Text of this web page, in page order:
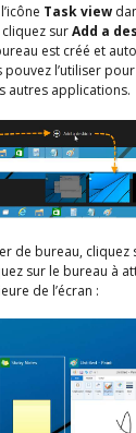
Task view
surAdd a
est créé et
pouvez l’utiliser
autres applications.
de bureau, cliquez
sur le bureau à
de l’écran :